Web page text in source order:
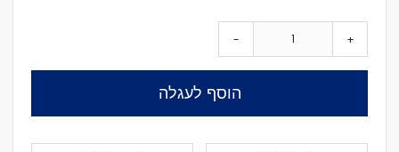
- +
הוסף לעגלה